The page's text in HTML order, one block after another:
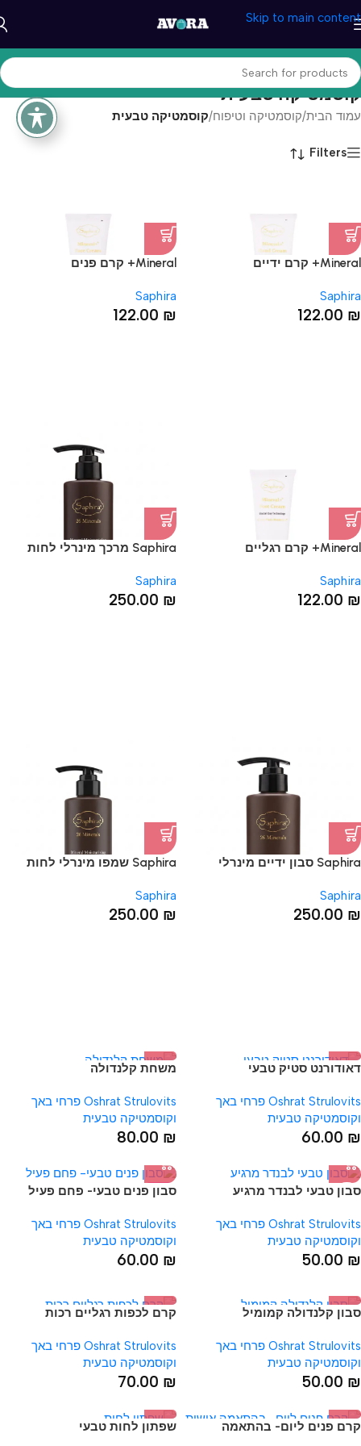
Skip to main content
קוסמטיקה טבעית
עמוד הבית/קוסמטיקה וטיפוח/קוסמטיקה טבעית
Filters
Mineral+ קרם ידיים
Saphira
122.00 ₪
Mineral+ קרם פנים
Saphira
122.00 ₪
Mineral+ קרם רגליים
Saphira
122.00 ₪
Saphira מרכך מינרלי לחות
Saphira
250.00 ₪
Saphira סבון ידיים מינרלי
Saphira
250.00 ₪
Saphira שמפו מינרלי לחות
Saphira
250.00 ₪
דאודורנט סטיק טבעי
Oshrat Strulovits פרחי באך
וקוסמטיקה טבעית
60.00 ₪
משחת קלנדולה
Oshrat Strulovits פרחי באך
וקוסמטיקה טבעית
80.00 ₪
סבון טבעי לבנדר מרגיע
Oshrat Strulovits פרחי באך
וקוסמטיקה טבעית
50.00 ₪
HOT
סבון פנים טבעי- פחם פעיל
Oshrat Strulovits פרחי באך
וקוסמטיקה טבעית
60.00 ₪
סבון קלנדולה קמומיל
Oshrat Strulovits פרחי באך
וקוסמטיקה טבעית
50.00 ₪
קרם לכפות רגליים רכות
Oshrat Strulovits פרחי באך
וקוסמטיקה טבעית
70.00 ₪
קרם פנים ליום- בהתאמה
שפתון לחות טבעי